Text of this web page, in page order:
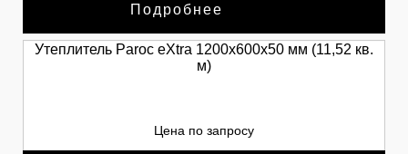
Подробнее
Утеплитель Paroc eXtra 1200х600х50 мм (11,52 кв.
м)
Цена по запросу